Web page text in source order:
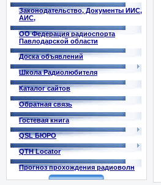
Законодательство, Документы ИИС,
АИС,
ОО Федерация радиоспорта
Павлодарской области
Доска объявлений
Школа Радиолюбителя
Каталог сайтов
Обратная связь
Гостевая книга
QSL БЮРО
QTH Locator
Прогноз прохождения радиоволн